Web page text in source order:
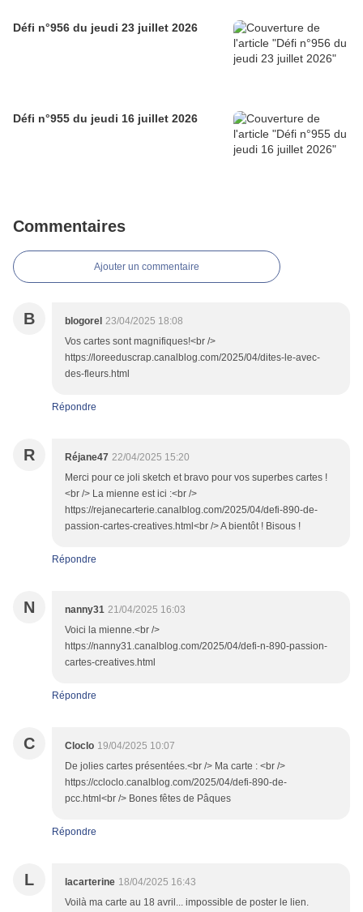
Défi n°956 du jeudi 23 juillet 2026
Défi n°955 du jeudi 16 juillet 2026
Commentaires
Ajouter un commentaire
B blogorel 23/04/2025 18:08
Vos cartes sont magnifiques!<br />
https://loreeduscrap.canalblog.com/2025/04/dites-le-avec-
des-fleurs.html
Répondre
R Réjane47 22/04/2025 15:20
Merci pour ce joli sketch et bravo pour vos superbes cartes !
<br /> La mienne est ici :<br />
https://rejanecarterie.canalblog.com/2025/04/defi-890-de-
passion-cartes-creatives.html<br /> A bientôt ! Bisous !
Répondre
N nanny31 21/04/2025 16:03
Voici la mienne.<br />
https://nanny31.canalblog.com/2025/04/defi-n-890-passion-
cartes-creatives.html
Répondre
C Cloclo 19/04/2025 10:07
De jolies cartes présentées.<br /> Ma carte : <br />
https://ccloclo.canalblog.com/2025/04/defi-890-de-
pcc.html<br /> Bones fêtes de Pâques
Répondre
L lacarterine 18/04/2025 16:43
Voilà ma carte au 18 avril... impossible de poster le lien.